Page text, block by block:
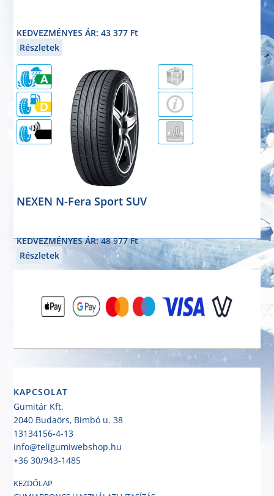
KEDVEZMÉNYES ÁR: 43 377 Ft
Részletek
71dB
NEXEN N-Fera Sport SUV
KEDVEZMÉNYES ÁR: 48 977 Ft
Részletek
KAPCSOLAT
Gumitár Kft.
2040 Budaörs, Bimbó u. 38
13134156-4-13
info@teligumiwebshop.hu
+36 30/943-1485
KEZDŐLAP